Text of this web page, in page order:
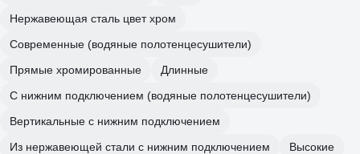
Нержавеющая сталь цвет хром
Современные (водяные полотенцесушители)
Прямые хромированные
Длинные
С нижним подключением (водяные полотенцесушители)
Вертикальные с нижним подключением
Из нержавеющей стали с нижним подключением
Высокие